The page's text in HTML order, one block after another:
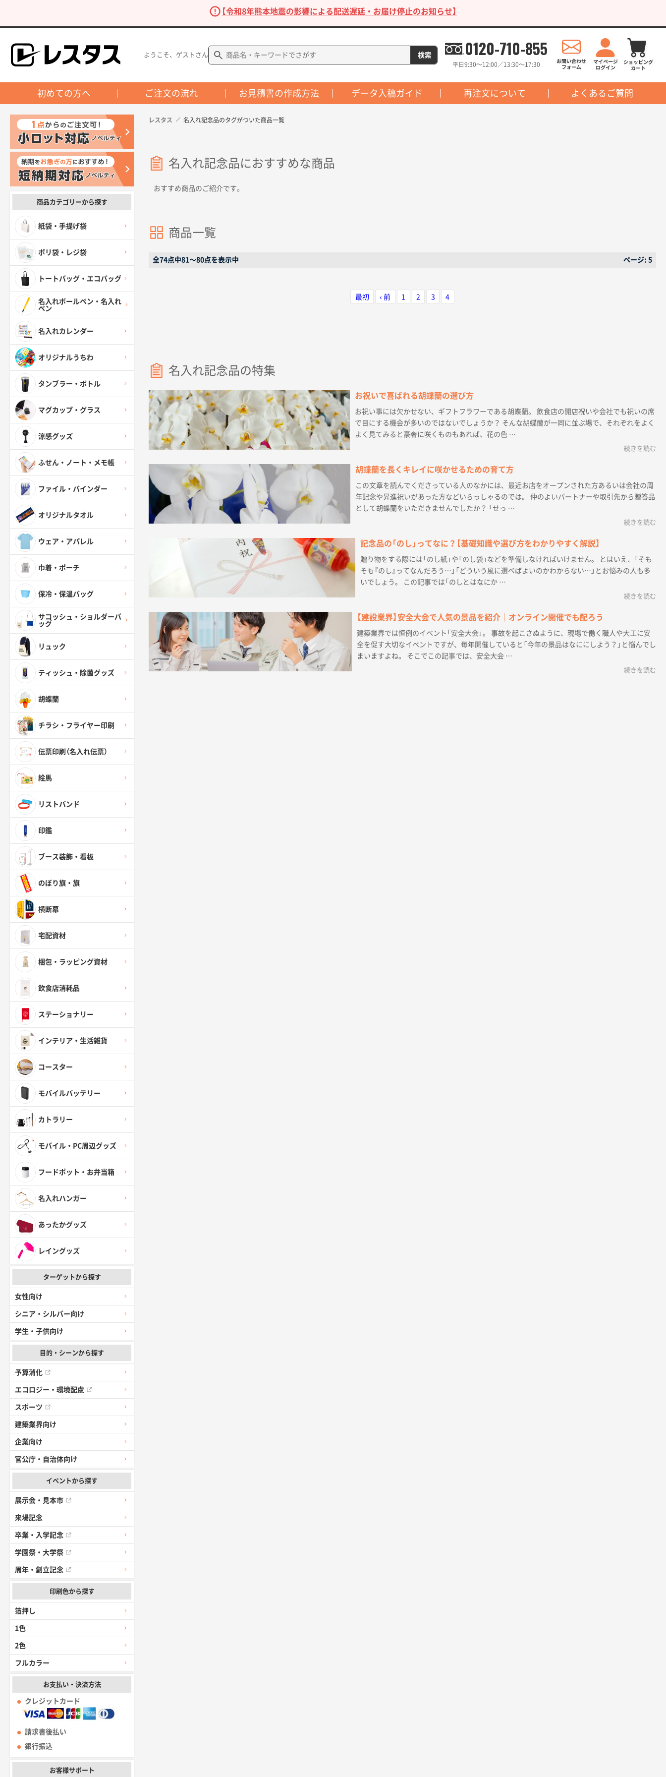
【令和8年熊本地震の影響による配送遅延・お届け停止のお知らせ】
ようこそ、ゲストさん 0120-710-855
平日9:30〜12:00／13:30〜17:30
初めての方へ ご注文の流れ お見積書の作成方法 データ入稿ガイド 再注文について よくあるご質問
商品カテゴリーから探す
紙袋・手提げ袋
ポリ袋・レジ袋
トートバッグ・エコバッグ
名入れボールペン・名入れ
ペン
名入れカレンダー
オリジナルうちわ
タンブラー・ボトル
マグカップ・グラス
涼感グッズ
ふせん・ノート・メモ帳
ファイル・バインダー
オリジナルタオル
ウェア・アパレル
巾着・ポーチ
保冷・保温バッグ
サコッシュ・ショルダーバ
ッグ
リュック
ティッシュ・除菌グッズ
胡蝶蘭
チラシ・フライヤー印刷
伝票印刷（名入れ伝票）
絵馬
リストバンド
印鑑
ブース装飾・看板
のぼり旗・旗
横断幕
宅配資材
梱包・ラッピング資材
飲食店消耗品
ステーショナリー
インテリア・生活雑貨
コースター
モバイルバッテリー
カトラリー
モバイル・PC周辺グッズ
フードポット・お弁当箱
名入れハンガー
あったかグッズ
レイングッズ
ターゲットから探す
女性向け
シニア・シルバー向け
学生・子供向け
目的・シーンから探す
予算消化
エコロジー・環境配慮
スポーツ
建築業界向け
企業向け
官公庁・自治体向け
イベントから探す
展示会・見本市
来場記念
卒業・入学記念
学園祭・大学祭
周年・創立記念
印刷色から探す
箔押し
1色
2色
フルカラー
お支払い・決済方法
クレジットカード
請求書後払い
銀行振込
お客様サポート
レスタス 名入れ記念品のタグがついた商品一覧
名入れ記念品におすすめな商品
おすすめ商品のご紹介です。
商品一覧
全74点中81〜80点を表示中 ページ: 5
最初 ‹ 前 1 2 3 4
名入れ記念品の特集
お祝いで喜ばれる胡蝶蘭の選び方
お祝い事には欠かせない、ギフトフラワーである胡蝶蘭。 飲食店の開店祝いや会社でも祝いの席
で目にする機会が多いのではないでしょうか？ そんな胡蝶蘭が一同に並ぶ場で、それぞれをよく
よく見てみると豪奢に咲くものもあれば、花の色 …
続きを読む
胡蝶蘭を長くキレイに咲かせるための育て方
この文章を読んでくださっている人のなかには、最近お店をオープンされた方あるいは会社の周
年記念や昇進祝いがあった方などいらっしゃるのでは。 仲のよいパートナーや取引先から贈答品
として胡蝶蘭をいただきませんでしたか？ 「せっ …
続きを読む
記念品の「のし」ってなに？【基礎知識や選び方をわかりやすく解説】
贈り物をする際には「のし紙」や「のし袋」などを準備しなければいけません。 とはいえ、「そも
そも『のし』ってなんだろう…」「どういう風に選べばよいのかわからない…」とお悩みの人も多
いでしょう。 この記事では「のしとはなにか …
続きを読む
【建設業界】安全大会で人気の景品を紹介｜オンライン開催でも配ろう
建築業界では恒例のイベント「安全大会」。 事故を起こさぬように、現場で働く職人や大工に安
全を促す大切なイベントですが、毎年開催していると「今年の景品はなににしよう？」と悩んでし
まいますよね。 そこでこの記事では、安全大会 …
続きを読む